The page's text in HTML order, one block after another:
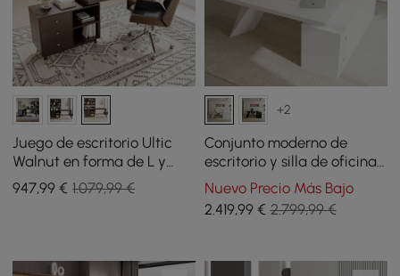
Juego de escritorio Ultic
Walnut en forma de L y
silla de oficina de piel
sintética con ruedas
947,99 € 1.079,99 €
+2
Conjunto moderno de
escritorio y silla de oficina
ejecutiva en forma de L en
forma de L para mano
izquierda (1800 mm)
Nuevo Precio Más Bajo
2.419,99€ 2.799,99 €